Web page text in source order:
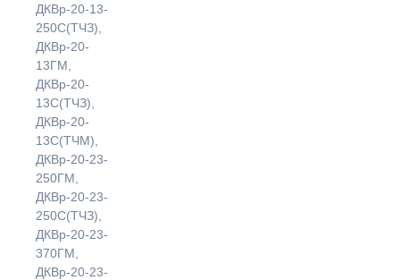
ДКВр-20-13-
250С(ТЧЗ),
ДКВр-20-
13ГМ,
ДКВр-20-
13С(ТЧЗ),
ДКВр-20-
13С(ТЧМ),
ДКВр-20-23-
250ГМ,
ДКВр-20-23-
250С(ТЧЗ),
ДКВр-20-23-
370ГМ,
ДКВр-20-23-